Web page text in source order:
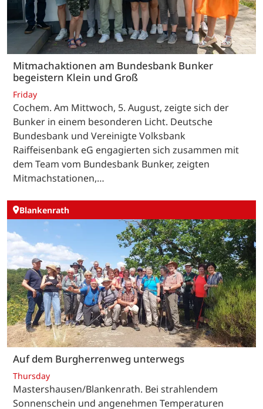
Mitmachaktionen am Bundesbank Bunker
begeistern Klein und Groß
Friday
Cochem. Am Mittwoch, 5. August, zeigte sich der
Bunker in einem besonderen Licht. Deutsche
Bundesbank und Vereinigte Volksbank
Raiffeisenbank eG engagierten sich zusammen mit
dem Team vom Bundesbank Bunker, zeigten
Mitmachstationen,…
Blankenrath
Auf dem Burgherrenweg unterwegs
Thursday
Mastershausen/Blankenrath. Bei strahlendem
Sonnenschein und angenehmen Temperaturen